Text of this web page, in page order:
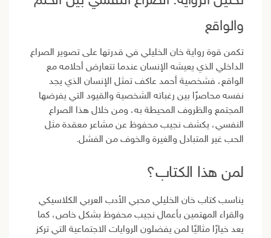
والواقع
تكمن قوة رواية خان الخليلي في قدرتها على تصوير الصراع
الداخلي الذي يعيشه الإنسان عندما تتعارض أحلامه مع
الواقع، فشخصية أحمد عاكف تمثل الإنسان الذي يجد
نفسه محاصرًا بين رغباته الشخصية والقيود التي يفرضها
المجتمع والظروف المحيطة به، ومن خلال هذا الصراع
النفسي، يكشف نجيب محفوظ عن مشاعر معقدة مثل
الحب غير المتبادل والغيرة والخوف من الفشل.
لمن هذا الكتاب؟
يناسب كتاب خان الخليلي محبي الأدب العربي الكلاسيكي
والقراء المهتمين بأعمال نجيب محفوظ بشكل خاص، كما
يعد خيارًا مثاليًا لمن يفضلون الروايات الاجتماعية التي تركز